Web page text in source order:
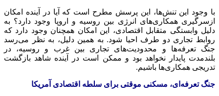
با وجود این تنش‌ها، این پرسش مطرح است که آیا در آینده امکان
ازسرگیری همکاری‌های انرژی بین روسیه و اروپا وجود دارد؟ به
دلیل وابستگی متقابل اقتصادی، این امکان همچنان وجود دارد که
روابط تجاری دو طرف احیا شود. به همین دلیل، به نظر می‌رسد
جنگ تعرفه‌ها و محدودیت‌های تجاری بین غرب و روسیه، در
بلندمدت پایدار نخواهد بود و ممکن است در آینده شاهد بازگشت
تدریجی همکاری‌ها باشیم.
جنگ تعرفه‌ای، مسکنی موقتی برای سلطه اقتصادی آمریکا